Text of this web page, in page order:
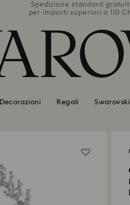
Spedizione standard
per importi superiori a 110
Decorazioni Regali